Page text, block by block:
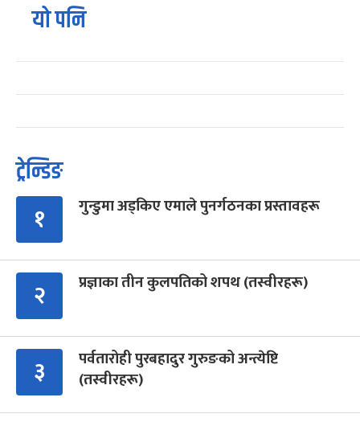
यो पनि
ट्रेन्डिङ
१ गुन्डुमा अड्किए एमाले पुनर्गठनका प्रस्तावहरू
२ प्रज्ञाका तीन कुलपतिको शपथ (तस्वीरहरू)
३
पर्वतारोही पुरबहादुर गुरुङको अन्त्येष्टि
(तस्वीरहरू)